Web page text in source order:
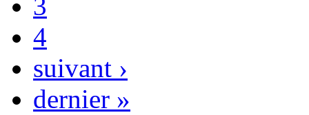
4
suivant ›
dernier »